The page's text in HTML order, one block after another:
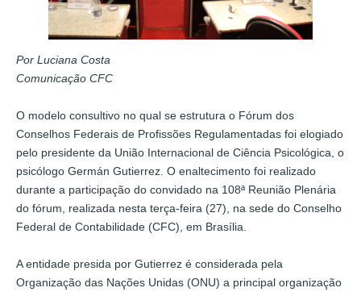
Por Luciana Costa
Comunicação CFC
O modelo consultivo no qual se estrutura o Fórum dos
Conselhos Federais de Profissões Regulamentadas foi elogiado
pelo presidente da União Internacional de Ciência Psicológica, o
psicólogo Germán Gutierrez. O enaltecimento foi realizado
durante a participação do convidado na 108ª Reunião Plenária
do fórum, realizada nesta terça-feira (27), na sede do Conselho
Federal de Contabilidade (CFC), em Brasília.
A entidade presida por Gutierrez é considerada pela
Organização das Nações Unidas (ONU) a principal organização